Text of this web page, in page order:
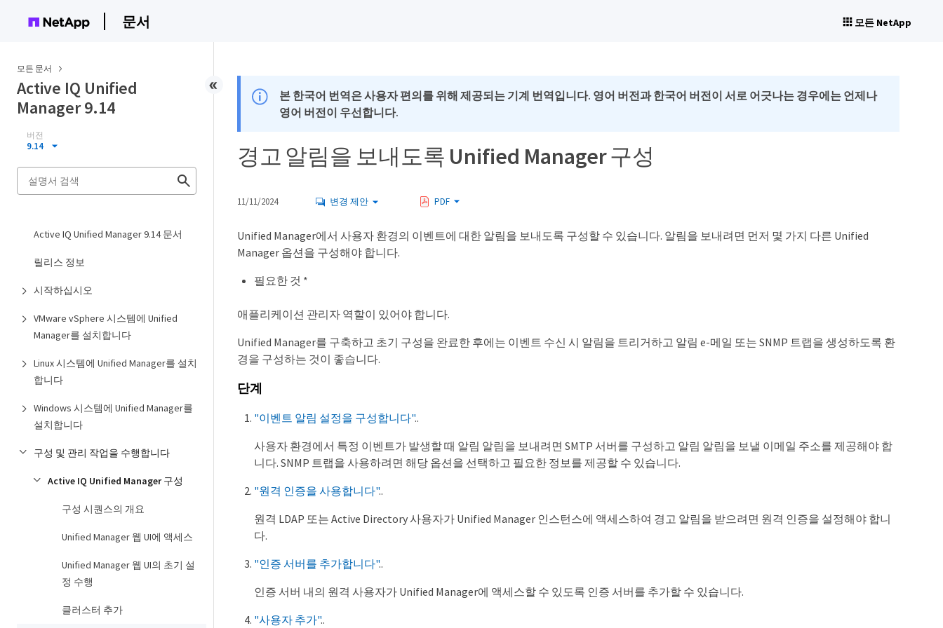
문서 모든 NetApp
모든 문서
Active IQ Unified
Manager 9.14
버전
9.14
Active IQ Unified Manager 9.14 문서
릴리스 정보
시작하십시오
VMware vSphere 시스템에 Unified
Manager를 설치합니다
Linux 시스템에 Unified Manager를 설치
합니다
Windows 시스템에 Unified Manager를
설치합니다
구성 및 관리 작업을 수행합니다
Active IQ Unified Manager 구성
구성 시퀀스의 개요
Unified Manager 웹 UI에 액세스
Unified Manager 웹 UI의 초기 설
정 수행
클러스터 추가
본 한국어 번역은 사용자 편의를 위해 제공되는 기계 번역입니다. 영어 버전과 한국어 버전이 서로 어긋나는 경우에는 언제나
영어 버전이 우선합니다.
경고 알림을 보내도록 Unified Manager 구성
11/11/2024 변경 제안 PDF
Unified Manager에서 사용자 환경의 이벤트에 대한 알림을 보내도록 구성할 수 있습니다. 알림을 보내려면 먼저 몇 가지 다른 Unified
Manager 옵션을 구성해야 합니다.
필요한 것 *
애플리케이션 관리자 역할이 있어야 합니다.
Unified Manager를 구축하고 초기 구성을 완료한 후에는 이벤트 수신 시 알림을 트리거하고 알림 e-메일 또는 SNMP 트랩을 생성하도록 환
경을 구성하는 것이 좋습니다.
단계
"이벤트 알림 설정을 구성합니다"..
사용자 환경에서 특정 이벤트가 발생할 때 알림 알림을 보내려면 SMTP 서버를 구성하고 알림 알림을 보낼 이메일 주소를 제공해야 합
니다. SNMP 트랩을 사용하려면 해당 옵션을 선택하고 필요한 정보를 제공할 수 있습니다.
"원격 인증을 사용합니다"..
원격 LDAP 또는 Active Directory 사용자가 Unified Manager 인스턴스에 액세스하여 경고 알림을 받으려면 원격 인증을 설정해야 합니
다.
"인증 서버를 추가합니다"..
인증 서버 내의 원격 사용자가 Unified Manager에 액세스할 수 있도록 인증 서버를 추가할 수 있습니다.
"사용자 추가"..